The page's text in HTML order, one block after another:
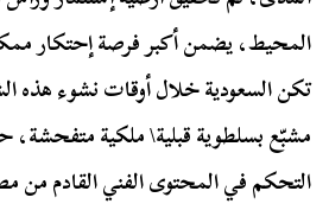
المحيط، يضمن أكبر فرصة إحتكار
تكن السعودية خلال أوقات نشوء
مشبّع بسلطوية قبلية\ ملكية
التحكم في المحتوى الفني القادم من